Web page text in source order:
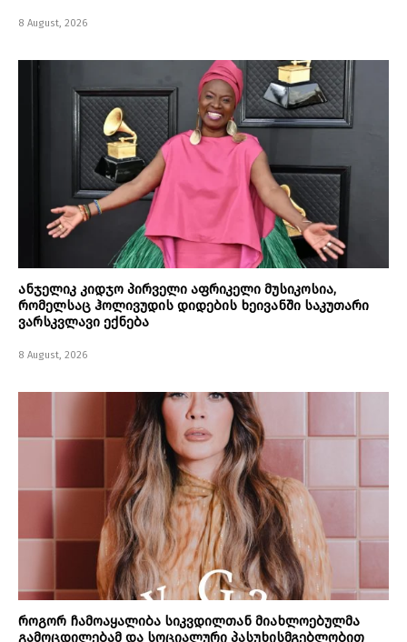
8 August, 2026
ანჯელიკ კიდჯო პირველი აფრიკელი მუსიკოსია,
რომელსაც ჰოლივუდის დიდების ხეივანში საკუთარი
ვარსკვლავი ექნება
8 August, 2026
როგორ ჩამოაყალიბა სიკვდილთან მიახლოებულმა
გამოცდილებამ და სოციალური პასუხისმგებლობით